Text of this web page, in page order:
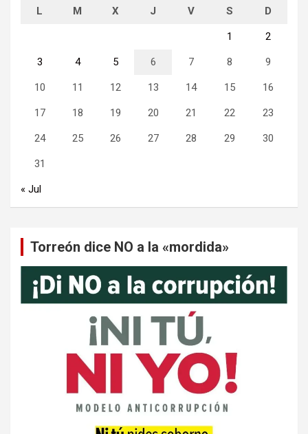
L M X J V S D
1 2
3 4 5 6 7 8 9
10 11 12 13 14 15 16
17 18 19 20 21 22 23
24 25 26 27 28 29 30
31
« Jul
Torreón dice NO a la «mordida»